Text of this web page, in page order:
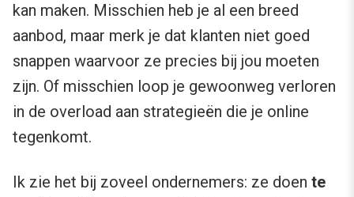
kan maken. Misschien heb je al een breed
aanbod, maar merk je dat klanten niet goed
snappen waarvoor ze precies bij jou moeten
zijn. Of misschien loop je gewoonweg verloren
in de overload aan strategieën die je online
tegenkomt.
Ik zie het bij zoveel ondernemers: ze doen te